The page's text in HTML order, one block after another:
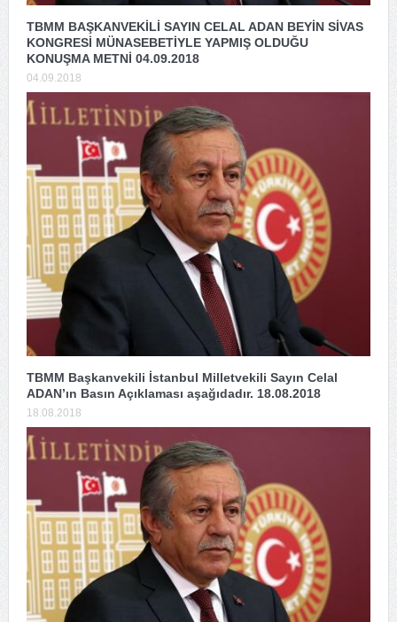
TBMM BAŞKANVEKİLİ SAYIN CELAL ADAN BEYİN SİVAS
KONGRESİ MÜNASEBETİYLE YAPMIŞ OLDUĞU
KONUŞMA METNİ 04.09.2018
04.09.2018
TBMM Başkanvekili İstanbul Milletvekili Sayın Celal
ADAN’ın Basın Açıklaması aşağıdadır. 18.08.2018
18.08.2018